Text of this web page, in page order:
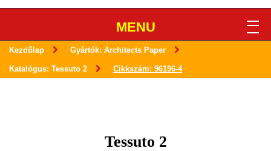
MENU
Kezdőlap Gyártók: Architects Paper
Katalógus: Tessuto 2 Cikkszám: 96196-4
Tessuto 2